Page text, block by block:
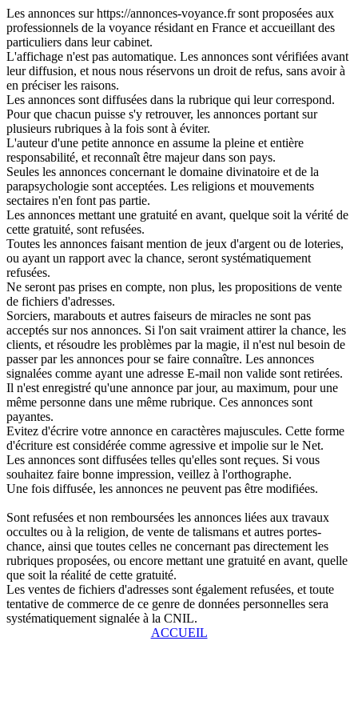
Les annonces sur https://annonces-voyance.fr sont proposées aux
professionnels de la voyance résidant en France et accueillant des
particuliers dans leur cabinet.
L'affichage n'est pas automatique. Les annonces sont vérifiées avant
leur diffusion, et nous nous réservons un droit de refus, sans avoir à
en préciser les raisons.
Les annonces sont diffusées dans la rubrique qui leur correspond.
Pour que chacun puisse s'y retrouver, les annonces portant sur
plusieurs rubriques à la fois sont à éviter.
L'auteur d'une petite annonce en assume la pleine et entière
responsabilité, et reconnaît être majeur dans son pays.
Seules les annonces concernant le domaine divinatoire et de la
parapsychologie sont acceptées. Les religions et mouvements
sectaires n'en font pas partie.
Les annonces mettant une gratuité en avant, quelque soit la vérité de
cette gratuité, sont refusées.
Toutes les annonces faisant mention de jeux d'argent ou de loteries,
ou ayant un rapport avec la chance, seront systématiquement
refusées.
Ne seront pas prises en compte, non plus, les propositions de vente
de fichiers d'adresses.
Sorciers, marabouts et autres faiseurs de miracles ne sont pas
acceptés sur nos annonces. Si l'on sait vraiment attirer la chance, les
clients, et résoudre les problèmes par la magie, il n'est nul besoin de
passer par les annonces pour se faire connaître. Les annonces
signalées comme ayant une adresse E-mail non valide sont retirées.
Il n'est enregistré qu'une annonce par jour, au maximum, pour une
même personne dans une même rubrique. Ces annonces sont
payantes.
Evitez d'écrire votre annonce en caractères majuscules. Cette forme
d'écriture est considérée comme agressive et impolie sur le Net.
Les annonces sont diffusées telles qu'elles sont reçues. Si vous
souhaitez faire bonne impression, veillez à l'orthographe.
Une fois diffusée, les annonces ne peuvent pas être modifiées.
Sont refusées et non remboursées les annonces liées aux travaux
occultes ou à la religion, de vente de talismans et autres portes-
chance, ainsi que toutes celles ne concernant pas directement les
rubriques proposées, ou encore mettant une gratuité en avant, quelle
que soit la réalité de cette gratuité.
Les ventes de fichiers d'adresses sont également refusées, et toute
tentative de commerce de ce genre de données personnelles sera
systématiquement signalée à la CNIL.
ACCUEIL